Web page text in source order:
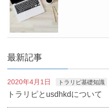
最新記事
2020年4月1日 トラリピ基礎知識
トラリピとusdhkdについて